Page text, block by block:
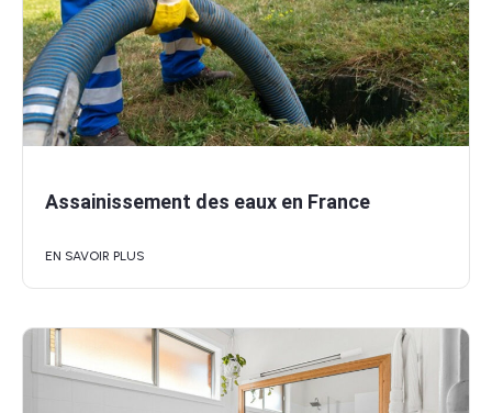
Assainissement des eaux en France
EN SAVOIR PLUS